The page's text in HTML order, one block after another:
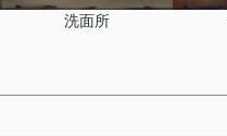
洗面所